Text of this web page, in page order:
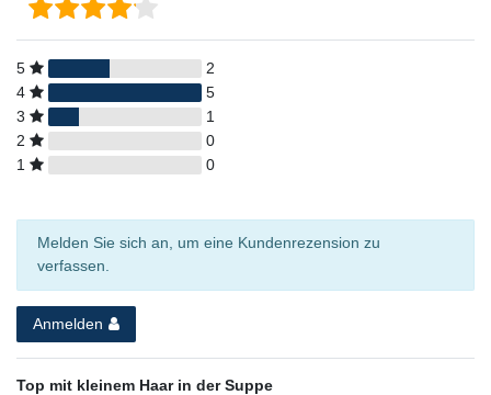
5
2
4
5
3
1
2
0
1
0
Melden Sie sich an, um eine Kundenrezension zu
verfassen.
Anmelden
Top mit kleinem Haar in der Suppe